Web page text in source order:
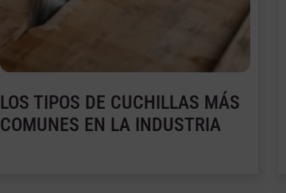
LOS TIPOS DE CUCHILLAS MÁS
COMUNES EN LA INDUSTRIA